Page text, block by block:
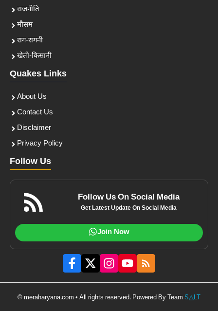
राजनीति
मौसम
राग-रागनी
खेती-किसानी
Quakes Links
About Us
Contact Us
Disclaimer
Privacy Policy
Follow Us
Follow Us On Social Media
Get Latest Update On Social Media
Join Now
© meraharyana.com • All rights reserved. Powered By Team S△LT